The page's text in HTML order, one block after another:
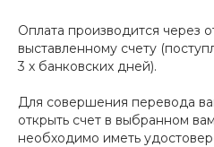
Оплата производится через
выставленному счету
3 х банковских дней).
Для совершения перевода
открыть счет в выбранном
необходимо иметь